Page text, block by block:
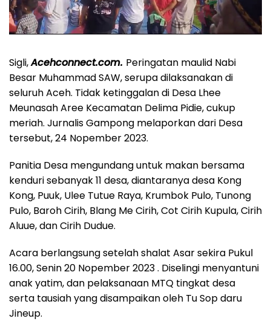
Sigli,Acehconnect.com. Peringatan maulid Nabi
Besar Muhammad SAW, serupa dilaksanakan di
seluruh Aceh. Tidak ketinggalan di Desa Lhee
Meunasah Aree Kecamatan Delima Pidie, cukup
meriah. Jurnalis Gampong melaporkan dari Desa
tersebut, 24 Nopember 2023.
Panitia Desa mengundang untuk makan bersama
kenduri sebanyak 11 desa, diantaranya desa Kong
Kong, Puuk, Ulee Tutue Raya, Krumbok Pulo, Tunong
Pulo, Baroh Cirih, Blang Me Cirih, Cot Cirih Kupula, Cirih
Aluue, dan Cirih Dudue.
Acara berlangsung setelah shalat Asar sekira Pukul
16.00, Senin 20 Nopember 2023 . Diselingi menyantuni
anak yatim, dan pelaksanaan MTQ tingkat desa
serta tausiah yang disampaikan oleh Tu Sop daru
Jineup.